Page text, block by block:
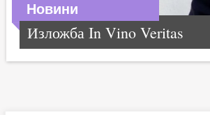
Новини
Изложба In Vino Veritas